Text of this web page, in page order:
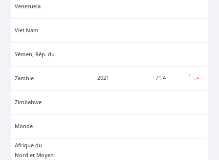
Venezuela
Viet Nam
Yémen, Rép. du
Zambie 2021 71,4
Zimbabwe
Monde
Afrique du
Nord et Moyen-